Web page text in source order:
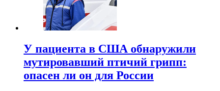
У пациента в США обнаружили
мутировавший птичий грипп:
опасен ли он для России